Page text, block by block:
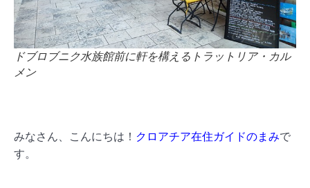
ドブロブニク水族館前に軒を構えるトラットリア・カル
メン
みなさん、こんにちは！ クロアチア在住ガイドのまみで
す。